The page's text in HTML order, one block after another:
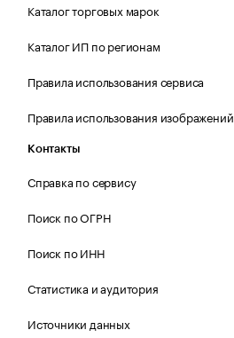
Каталог торговых марок
Каталог ИП по регионам
Правила использования сервиса
Правила использования изображений
Контакты
Справка по сервису
Поиск по ОГРН
Поиск по ИНН
Статистика и аудитория
Источники данных